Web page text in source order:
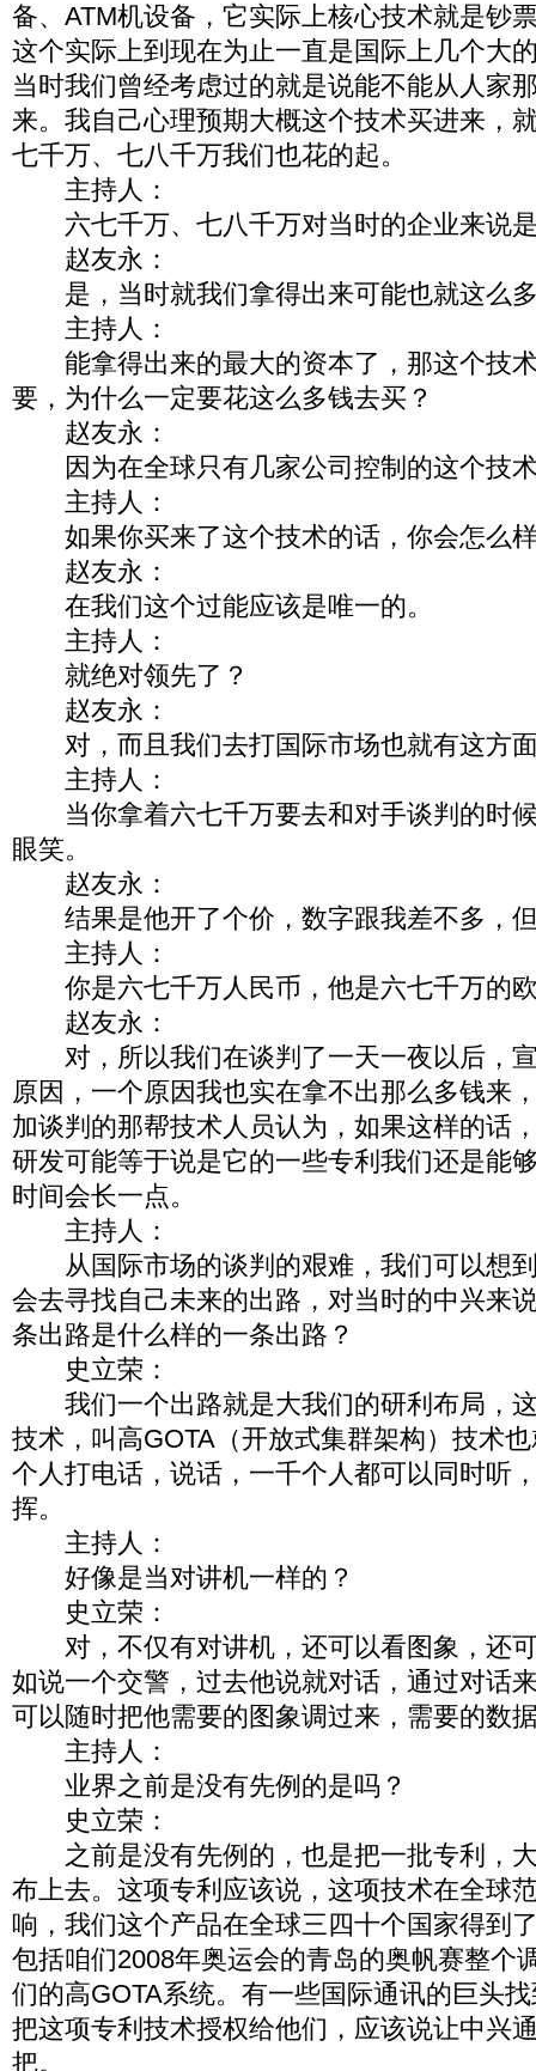
备、ATM机设备，它实际上核心技术就是钞
这个实际上到现在为止一直是国际上几个大
当时我们曾经考虑过的就是说能不能从人家
来。我自己心理预期大概这个技术买进来，
七千万、七八千万我们也花的起。
主持人：
六七千万、七八千万对当时的企业来说
赵友永：
是，当时就我们拿得出来可能也就这么
主持人：
能拿得出来的最大的资本了，那这个技
要，为什么一定要花这么多钱去买？
赵友永：
因为在全球只有几家公司控制的这个技
主持人：
如果你买来了这个技术的话，你会怎么
赵友永：
在我们这个过能应该是唯一的。
主持人：
就绝对领先了？
赵友永：
对，而且我们去打国际市场也就有这方
主持人：
当你拿着六七千万要去和对手谈判的时
眼笑。
赵友永：
结果是他开了个价，数字跟我差不多，
主持人：
你是六七千万人民币，他是六七千万的
赵友永：
对，所以我们在谈判了一天一夜以后，
原因，一个原因我也实在拿不出那么多钱来
加谈判的那帮技术人员认为，如果这样的话
研发可能等于说是它的一些专利我们还是能
时间会长一点。
主持人：
从国际市场的谈判的艰难，我们可以想
会去寻找自己未来的出路，对当时的中兴来
条出路是什么样的一条出路？
史立荣：
我们一个出路就是大我们的研利布局，
技术，叫高GOTA（开放式集群架构）技术
个人打电话，说话，一千个人都可以同时听
挥。
主持人：
好像是当对讲机一样的？
史立荣：
对，不仅有对讲机，还可以看图象，还
如说一个交警，过去他说就对话，通过对话
可以随时把他需要的图象调过来，需要的数
主持人：
业界之前是没有先例的是吗？
史立荣：
之前是没有先例的，也是把一批专利，
布上去。这项专利应该说，这项技术在全球
响，我们这个产品在全球三四十个国家得到
包括咱们2008年奥运会的青岛的奥帆赛整个
们的高GOTA系统。有一些国际通讯的巨头
把这项专利技术授权给他们，应该说让中兴
把。